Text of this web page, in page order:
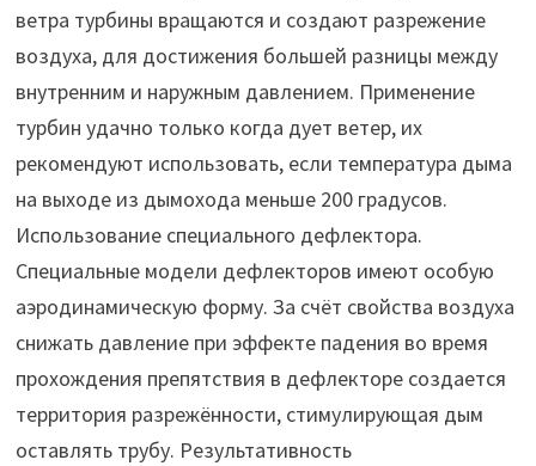
ветра турбины вращаются и создают разрежение
воздуха, для достижения большей разницы между
внутренним и наружным давлением. Применение
турбин удачно только когда дует ветер, их
рекомендуют использовать, если температура дыма
на выходе из дымохода меньше 200 градусов.
Использование специального дефлектора.
Специальные модели дефлекторов имеют особую
аэродинамическую форму. За счёт свойства воздуха
снижать давление при эффекте падения во время
прохождения препятствия в дефлекторе создается
территория разрежённости, стимулирующая дым
оставлять трубу. Результативность